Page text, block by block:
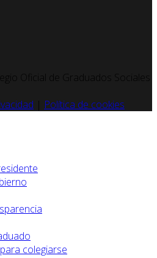
Oficial de Graduados Sociales
Política de cookies
colegiarse